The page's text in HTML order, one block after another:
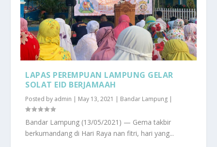
LAPAS PEREMPUAN LAMPUNG GELAR
SOLAT EID BERJAMAAH
Posted by admin | May 13, 2021 | Bandar Lampung |
Bandar Lampung (13/05/2021) — Gema takbir
berkumandang di Hari Raya nan fitri, hari yang...